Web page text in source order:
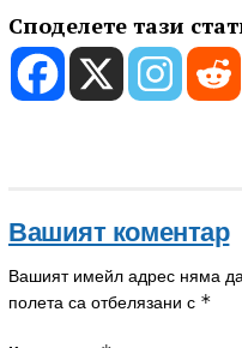
Споделете тази
Вашият коментар
Вашият имейл адрес няма да
полета са отбелязани с *